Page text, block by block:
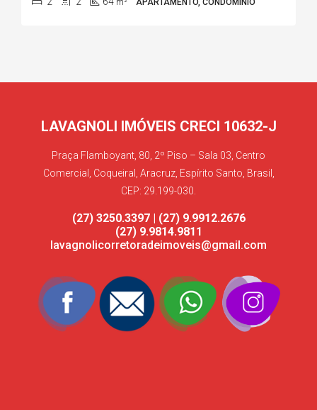
m² APARTAMENTO, CONDOMÍNIO
LAVAGNOLI IMÓVEIS CRECI 10632-J
Praça Flamboyant, 80, 2º Piso – Sala 03, Centro
Comercial, Coqueiral, Aracruz, Espírito Santo, Brasil,
CEP: 29.199-030.
(27) 3250.3397 | (27) 9.9912.2676
(27) 9.9814.9811
lavagnolicorretoradeimoveis@gmail.com